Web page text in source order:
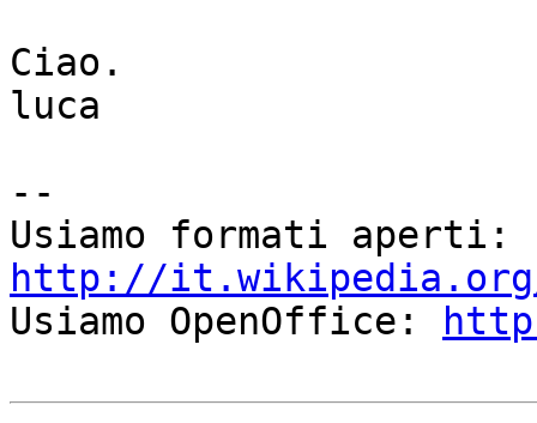
Ciao.
luca
--
http://it.wikipedia.org/
Usiamo OpenOffice: